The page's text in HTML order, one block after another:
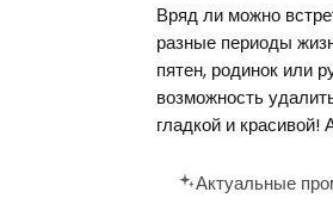
Вряд ли можно
разные периоды
пятен, родинок или
возможность
гладкой и красивой!
Актуальные